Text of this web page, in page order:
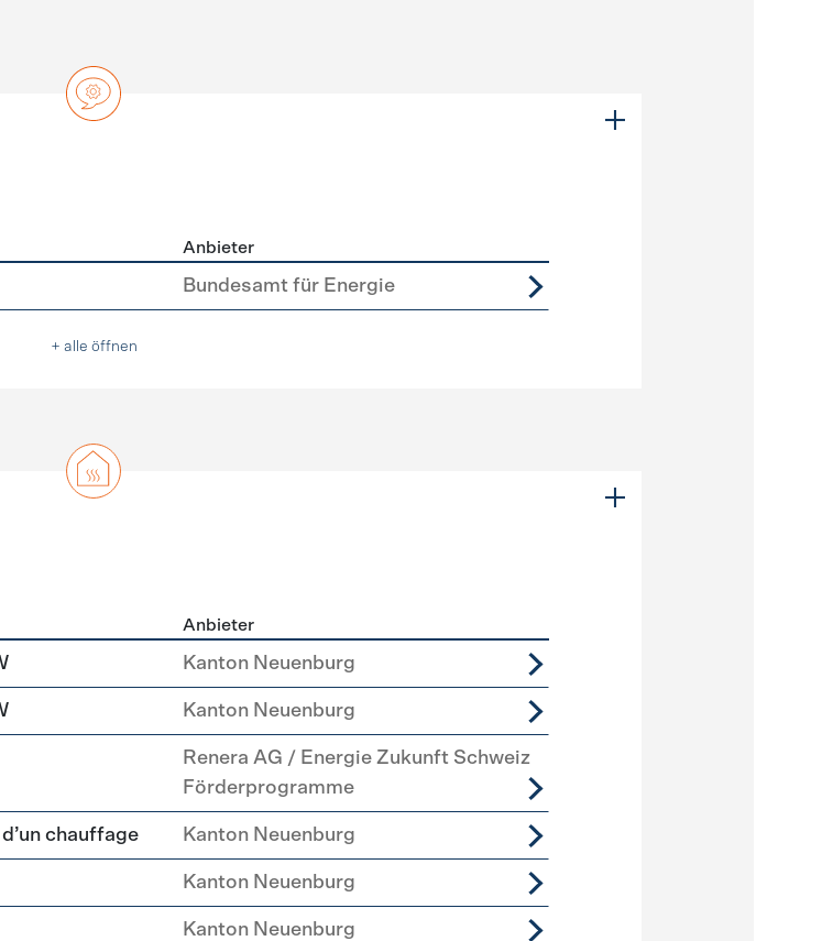
Anbieter
Bundesamt für Energie
+ alle öffnen
Anbieter
Kanton Neuenburg
Kanton Neuenburg
Renera AG / Energie Zukunft Schweiz
Förderprogramme
chauffage Kanton Neuenburg
Kanton Neuenburg
Kanton Neuenburg